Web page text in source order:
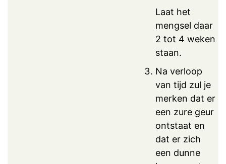
Laat het
mengsel daar
2 tot 4 weken
staan.
Na verloop
van tijd zul je
merken dat er
een zure geur
ontstaat en
dat er zich
een dunne